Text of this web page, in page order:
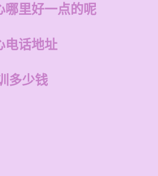
哪里好一点的呢
电话地址
多少钱